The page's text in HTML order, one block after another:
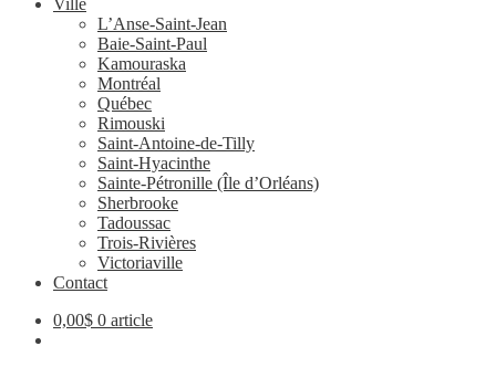
Ville
L’Anse-Saint-Jean
Baie-Saint-Paul
Kamouraska
Montréal
Québec
Rimouski
Saint-Antoine-de-Tilly
Saint-Hyacinthe
Sainte-Pétronille (Île d’Orléans)
Sherbrooke
Tadoussac
Trois-Rivières
Victoriaville
Contact
0,00$ 0 article